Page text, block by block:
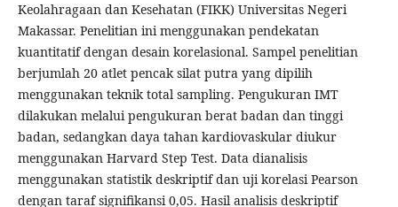
Keolahragaan dan Kesehatan (FIKK) Universitas Negeri
Makassar. Penelitian ini menggunakan pendekatan
kuantitatif dengan desain korelasional. Sampel penelitian
berjumlah 20 atlet pencak silat putra yang dipilih
menggunakan teknik total sampling. Pengukuran IMT
dilakukan melalui pengukuran berat badan dan tinggi
badan, sedangkan daya tahan kardiovaskular diukur
menggunakan Harvard Step Test. Data dianalisis
menggunakan statistik deskriptif dan uji korelasi Pearson
dengan taraf signifikansi 0,05. Hasil analisis deskriptif